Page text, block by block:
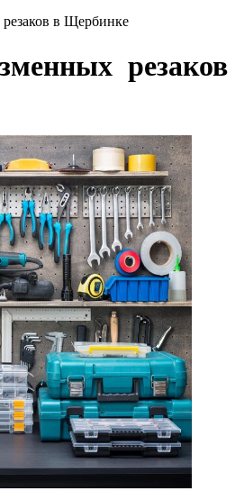
в Щербинке
резаков